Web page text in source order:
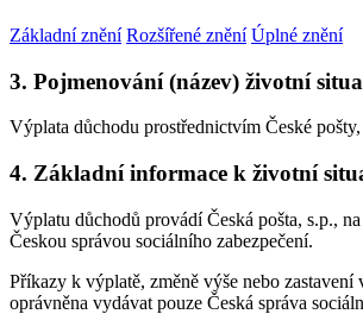
Základní znění Rozšířené znění Úplné znění
3. Pojmenování (název) životní
Výplata důchodu prostřednictvím České pošty,
4. Základní informace k životní
Výplatu důchodů provádí Česká pošta, s.p.,
Českou správou sociálního zabezpečení.
Příkazy k výplatě, změně výše nebo
oprávněna vydávat pouze Česká správa